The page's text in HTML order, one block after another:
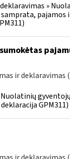
»
pajamos
ir deklaravimas
GPM311)